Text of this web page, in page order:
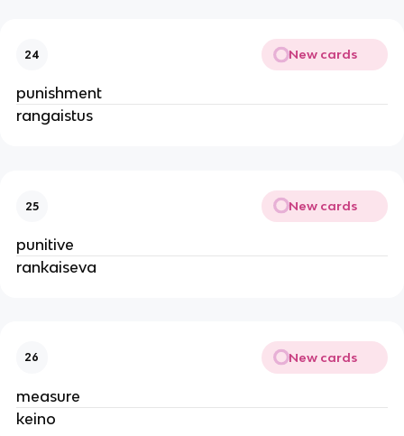
24 New cards
punishment
rangaistus
25 New cards
punitive
rankaiseva
26 New cards
measure
keino